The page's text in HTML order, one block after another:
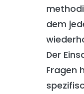
dem
Der
Fragen